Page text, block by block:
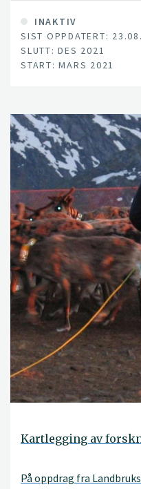
INAKTIV
SIST OPPDATERT:
SLUTT: DES 2021
START: MARS 2021
Kartlegging av
På oppdrag fra